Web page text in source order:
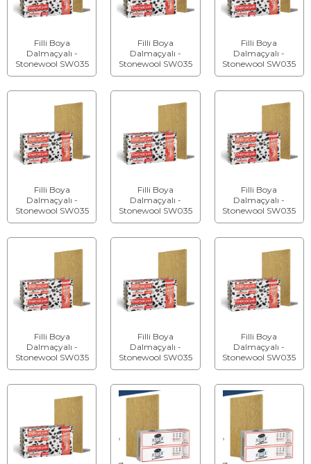
Filli Boya
Dalmaçyalı -
Stonewool SW035
Taşyünü Isı Yalıtım
Filli Boya
Dalmaçyalı -
Stonewool SW035
Taşyünü Isı Yalıtım
Filli Boya
Dalmaçyalı -
Stonewool SW035
Taşyünü Isı Yalıtım
Filli Boya
Dalmaçyalı -
Stonewool SW035
Taşyünü Isı Yalıtım
Filli Boya
Dalmaçyalı -
Stonewool SW035
Taşyünü Isı Yalıtım
Filli Boya
Dalmaçyalı -
Stonewool SW035
Taşyünü Isı Yalıtım
Filli Boya
Dalmaçyalı -
Stonewool SW035
Taşyünü Isı Yalıtım
Filli Boya
Dalmaçyalı -
Stonewool SW035
Taşyünü Isı Yalıtım
13 cm
Filli Boya
Dalmaçyalı -
Stonewool SW035
Taşyünü Isı Yalıtım
14 cm